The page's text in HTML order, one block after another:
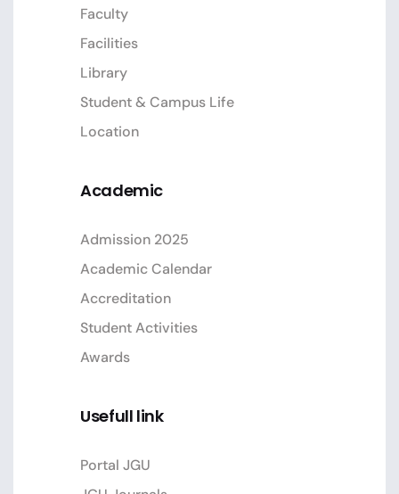
Faculty
Facilities
Library
Student & Campus Life
Location
Academic
Admission 2025
Academic Calendar
Accreditation
Student Activities
Awards
Usefull link
Portal JGU